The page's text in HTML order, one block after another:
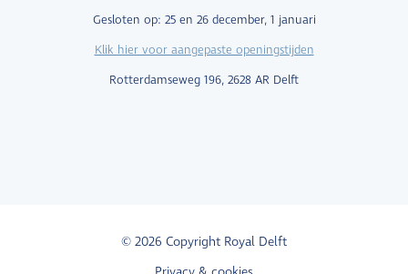
Gesloten op: 25 en 26 december, 1 januari
Klik hier voor aangepaste openingstijden
Rotterdamseweg 196, 2628 AR Delft
© 2026 Copyright Royal Delft